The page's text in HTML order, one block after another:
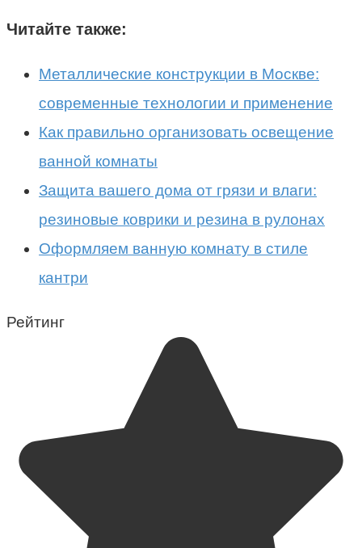
Читайте также:
Металлические конструкции в Москве:
современные технологии и применение
Как правильно организовать освещение
ванной комнаты
Защита вашего дома от грязи и влаги:
резиновые коврики и резина в рулонах
Оформляем ванную комнату в стиле
кантри
Рейтинг